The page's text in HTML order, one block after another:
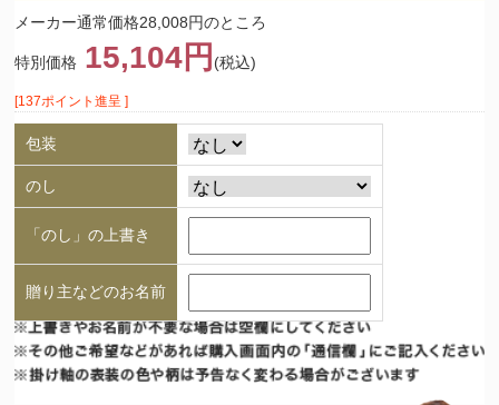
メーカー通常価格28,008円のところ
特別価格 15,104円 (税込)
[137ポイント進呈 ]
包装
のし
「のし」の上書き
贈り主などのお名前